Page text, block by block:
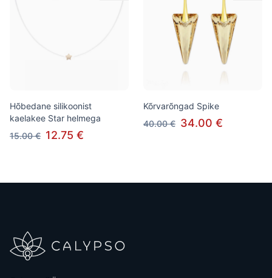
Hõbedane silikoonist
kaelakee Star helmega
15.00 € 12.75 €
Kõrvarõngad Spike
40.00 € 34.00 €